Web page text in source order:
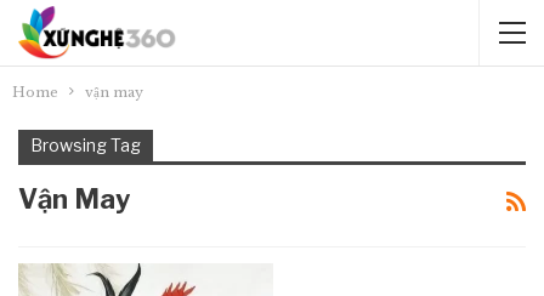
Home vận may
Browsing Tag
Vận May